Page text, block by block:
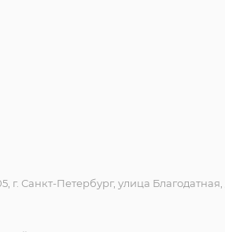
Санкт-Петербург, улица Благодатная,